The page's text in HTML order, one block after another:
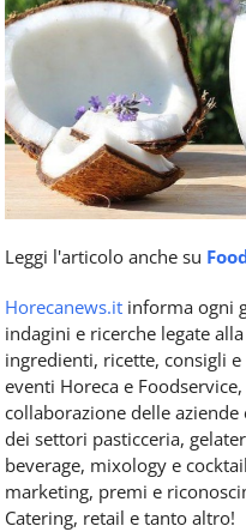
Leggi l'articolo anche su
Horecanews.it informa ogni
indagini e ricerche legate
ingredienti, ricette, consigli
eventi Horeca e
collaborazione delle
dei settori pasticceria,
beverage, mixology e
marketing, premi e
Catering, retail e tanto altro!